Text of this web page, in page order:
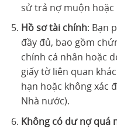
sử trả nợ muộn hoặc
Hồ sơ tài chính: Bạn
đầy đủ, bao gồm
chính cá nhân hoặc
giấy tờ liên quan
hạn hoặc không xác
Nhà nước).
Không có dư nợ quá